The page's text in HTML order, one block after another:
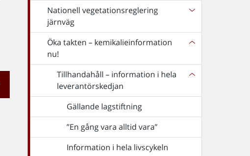
Nationell vegetationsreglering
järnväg
Öka takten – kemikalieinformation
nu!
Tillhandahåll – information i hela
leverantörskedjan
Gällande lagstiftning
”En gång vara alltid vara”
Information i hela livscykeln